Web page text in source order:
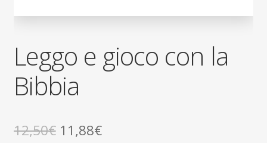
Leggo e gioco con la
Bibbia
12,50€ Il
11,88€Il